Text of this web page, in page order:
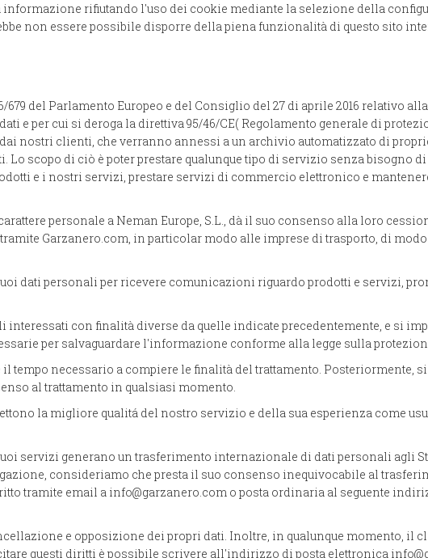
rifiutando l'uso dei cookie mediante la selezione della
non essere possibile disporre della piena funzionalità di questo sito
del Parlamento Europeo e del Consiglio del 27 di aprile 2016 relativo
e per cui si deroga la direttiva 95/46/CE( Regolamento generale di
nostri clienti, che verranno annessi a un archivio automatizzato di
Lo scopo di ciò è poter prestare qualunque tipo di servizio senza bisogno
e i nostri servizi, prestare servizi di commercio elettronico e
personale a Neman Europe, S.L., dà il suo consenso alla loro
Garzanero.com, in particolar modo alle imprese di trasporto, di modo
dati personali per ricevere comunicazioni riguardo prodotti e servizi,
interessati con finalità diverse da quelle indicate precedentemente, e si
per salvaguardare l'informazione conforme alla legge sulla
necessario a compiere le finalità del trattamento. Posteriormente,
al trattamento in qualsiasi momento.
la migliore qualitá del nostro servizio e della sua esperienza come
servizi generano un trasferimento internazionale di dati personali agli
consideriamo che presta il suo consenso inequivocabile al
tramite email a info@garzanero.com o posta ordinaria al seguente
e opposizione dei propri dati. Inoltre, in qualunque momento, il
questi diritti è possibile scrivere all'indirizzo di posta elettronica